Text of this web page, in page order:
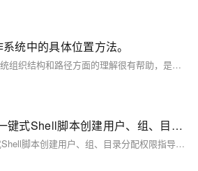
统中的具体位置方法。
这对于掌握Linux的文件系统组织结构和路径方面的理解很有帮助，是我们日常工作和学习中都可能使用到的知识。以上讲解详细清晰，应用简便，是每一个想要精通操作系统的计算机爱好者必备的实用技能。
Centos或Linux编写一键式Shell脚本创建用户、组、目录分配权限指导手册
Centos或Linux编写一键式Shell脚本创建用户、组、目录分配权限指导手册